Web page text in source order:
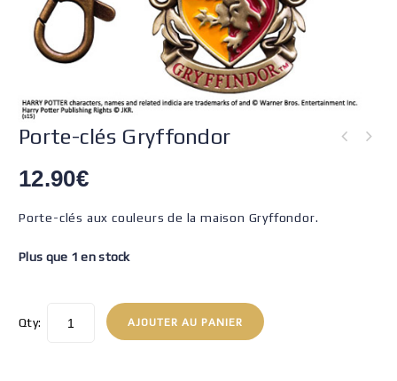
Porte-clés Gryffondor
12.90€
Porte-clés aux couleurs de la maison Gryffondor.
Plus que 1 en stock
Qty: AJOUTER AU PANIER